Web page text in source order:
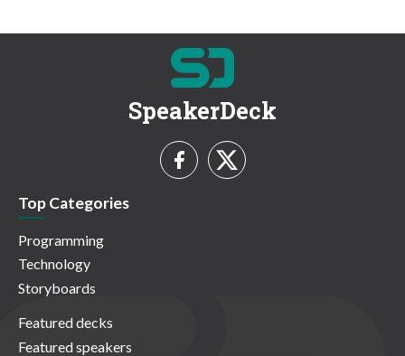
SpeakerDeck
Top Categories
Programming
Technology
Storyboards
Featured decks
Featured speakers